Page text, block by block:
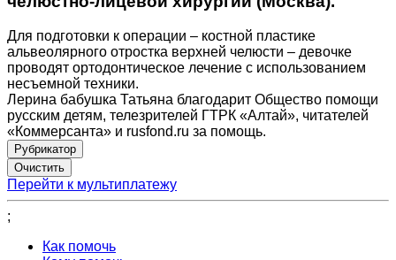
Для подготовки к операции – костной пластике
альвеолярного отростка верхней челюсти – девочке
проводят ортодонтическое лечение с использованием
несъемной техники.
Лерина бабушка Татьяна благодарит Общество помощи
русским детям, телезрителей ГТРК «Алтай», читателей
«Коммерсанта» и rusfond.ru за помощь.
Рубрикатор
Перейти к мультиплатежу
;
Как помочь